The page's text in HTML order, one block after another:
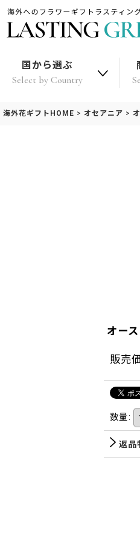
国から選ぶ
Select by Country
海外花ギフトHOME > オセアニア >
オー
販売
数量:
返品